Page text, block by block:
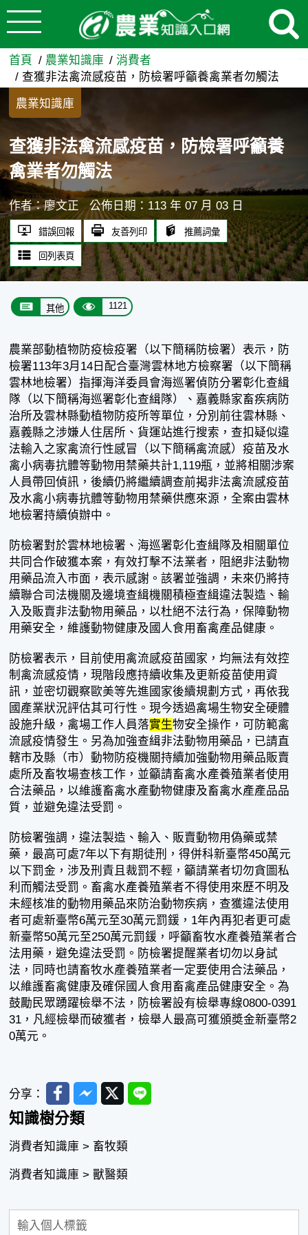
跳到主要內容
查獲非法禽流感疫苗，防檢
首頁 農業知識庫
消費者
查獲非法禽流感疫苗，防檢署呼籲養禽業者勿觸法
農業知識庫
查獲非法禽流感疫苗，防檢署呼籲養
禽業者勿觸法
作者：廖文正 公佈日期：113 年 07 月 03 日
錯誤回報 友善列印 推薦詞彙
回列表頁
其他 1121
農業部動植物防疫檢疫署（以下簡稱防檢署）表示，防
檢署113年3月14日配合臺灣雲林地方檢察署（以下簡稱
雲林地檢署）指揮海洋委員會海巡署偵防分署彰化查緝
隊（以下簡稱海巡署彰化查緝隊）、嘉義縣家畜疾病防
治所及雲林縣動植物防疫所等單位，分別前往雲林縣、
嘉義縣之涉嫌人住居所、貨運站進行搜索，查扣疑似違
法輸入之家禽流行性感冒（以下簡稱禽流感）疫苗及水
禽小病毒抗體等動物用禁藥共計1,119瓶，並將相關涉案
人員帶回偵訊，後續仍將繼續調查前揭非法禽流感疫苗
及水禽小病毒抗體等動物用禁藥供應來源，全案由雲林
地檢署持續偵辦中。
防檢署對於雲林地檢署、海巡署彰化查緝隊及相關單位
共同合作破獲本案，有效打擊不法業者，阻絕非法動物
用藥品流入市面，表示感謝。該署並強調，未來仍將持
續聯合司法機關及邊境查緝機關積極查緝違法製造、輸
入及販賣非法動物用藥品，以杜絕不法行為，保障動物
用藥安全，維護動物健康及國人食用畜禽產品健康。
防檢署表示，目前使用禽流感疫苗國家，均無法有效控
制禽流感疫情，現階段應持續收集及更新疫苗使用資
訊，並密切觀察歐美等先進國家後續規劃方式，再依我
國產業狀況評估其可行性。現今透過禽場生物安全硬體
設施升級，禽場工作人員落實生物安全操作，可防範禽
流感疫情發生。另為加強查緝非法動物用藥品，已請直
轄市及縣（市）動物防疫機關持續加強動物用藥品販賣
處所及畜牧場查核工作，並籲請畜禽水產養殖業者使用
合法藥品，以維護畜禽水產動物健康及畜禽水產產品品
質，並避免違法受罰。
防檢署強調，違法製造、輸入、販賣動物用偽藥或禁
藥，最高可處7年以下有期徒刑，得併科新臺幣450萬元
以下罰金，涉及刑責且裁罰不輕，籲請業者切勿貪圖私
利而觸法受罰。畜禽水產養殖業者不得使用來歷不明及
未經核准的動物用藥品來防治動物疾病，查獲違法使用
者可處新臺幣6萬元至30萬元罰鍰，1年內再犯者更可處
新臺幣50萬元至250萬元罰鍰，呼籲畜牧水產養殖業者合
法用藥，避免違法受罰。防檢署提醒業者切勿以身試
法，同時也請畜牧水產養殖業者一定要使用合法藥品，
以維護畜禽健康及確保國人食用畜禽產品健康安全。為
鼓勵民眾踴躍檢舉不法，防檢署設有檢舉專線0800-0391
31，凡經檢舉而破獲者，檢舉人最高可獲頒奬金新臺幣2
0萬元。
分享： FacebookMessenger
TwitterLine
知識樹分類
消費者知識庫 > 畜牧類
消費者知識庫 > 獸醫類